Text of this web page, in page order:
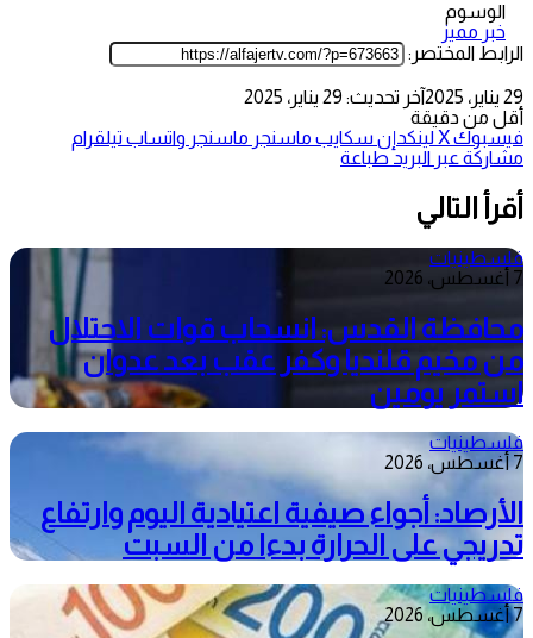
الوسوم
خبر مميز
الرابط المختصر:
29 يناير، 2025
آخر تحديث: 29 يناير، 2025
أقل من دقيقة
فيسبوك‫Xلينكدإن سكايب ماسنجر ماسنجر واتساب تيلقرام
مشاركة عبر البريد طباعة
أقرأ التالي
فلسطينيات
7 أغسطس، 2026
محافظة القدس: انسحاب قوات الاحتلال
من مخيم قلنديا وكفر عقب بعد عدوان
استمر يومين
فلسطينيات
7 أغسطس، 2026
الأرصاد: أجواء صيفية اعتيادية اليوم وارتفاع
تدريجي على الحرارة بدءا من السبت
فلسطينيات
7 أغسطس، 2026